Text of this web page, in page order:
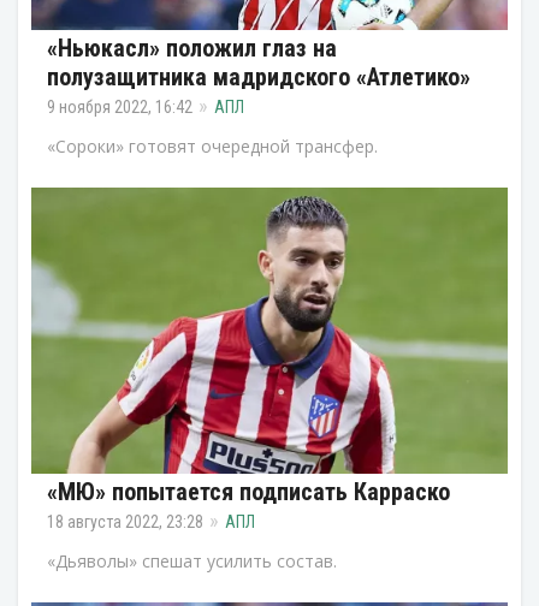
«Ньюкасл» положил глаз на
полузащитника мадридского «Атлетико»
9 ноября 2022, 16:42 АПЛ
«Сороки» готовят очередной трансфер.
«МЮ» попытается подписать Карраско
18 августа 2022, 23:28 АПЛ
«Дьяволы» спешат усилить состав.